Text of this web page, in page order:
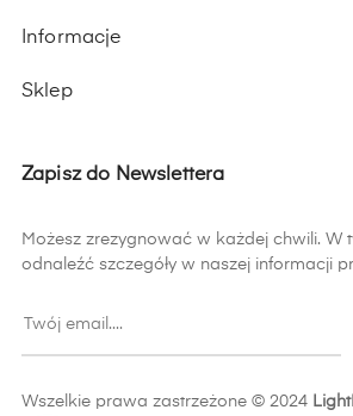
Informacje
Sklep
Zapisz do Newslettera
Możesz zrezygnować w każdej chwili. W
odnaleźć szczegóły w naszej informacji
Wszelkie prawa zastrzeżone © 2024